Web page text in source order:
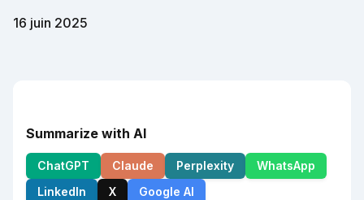
16 juin 2025
Summarize with AI
ChatGPT Claude Perplexity
WhatsApp
LinkedIn
X Google AI